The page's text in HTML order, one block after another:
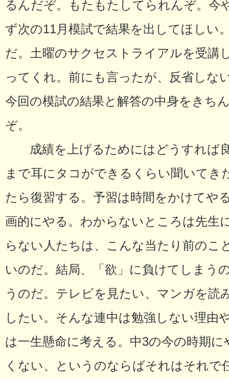
るんだぞ。もたもたしてられんぞ。今
ず次の11月模試で結果を出してほしい
だ。土曜のサクセストライアルを受講
ってくれ。前にも言ったが、反省しな
今回の模試の結果と解答の中身をきち
ぞ。
成績を上げるためにはどうすれば
まで耳にタコができるくらい聞いてき
たら復習する。予習は時間をかけてや
画的にやる。わからないところは先生
らない人たちは、こんな当たり前のこ
いのだ。結局、「欲」に負けてしまう
うのだ。テレビを見たい、マンガを読
したい。そんな連中は勉強しない理由
は一生懸命に考える。中3の今の時期
くない、というのならばそれはそれで